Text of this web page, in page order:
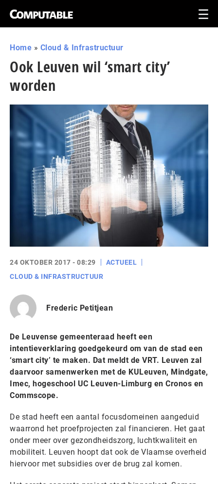
Home » Cloud & Infrastructuur
Ook Leuven wil ‘smart city’
worden
24 OKTOBER 2017 - 08:29
ACTUEEL
CLOUD & INFRASTRUCTUUR
Frederic Petitjean
De Leuvense gemeenteraad heeft een
intentieverklaring goedgekeurd om van de stad een
‘smart city’ te maken. Dat meldt de VRT. Leuven zal
daarvoor samenwerken met de KULeuven, Mindgate,
Imec, hogeschool UC Leuven-Limburg en Cronos en
Commscope.
De stad heeft een aantal focusdomeinen aangeduid
waarrond het proefprojecten zal financieren. Het gaat
onder meer over gezondheidszorg, luchtkwaliteit en
mobiliteit. Leuven hoopt dat ook de Vlaamse overheid
hiervoor met subsidies over de brug zal komen.